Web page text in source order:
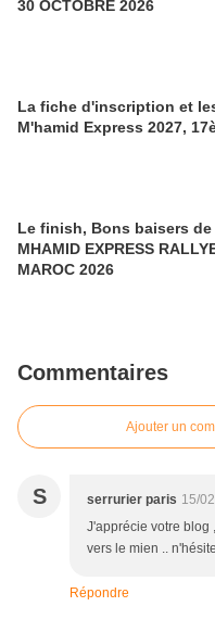
30 OCTOBRE 2026
La fiche d'inscription et
M'hamid Express 2027,
Le finish, Bons baisers de
MHAMID EXPRESS
MAROC 2026
Commentaires
Ajouter un
S serrurier paris 15/
J'apprécie votre blog
vers le mien ..
Répondre